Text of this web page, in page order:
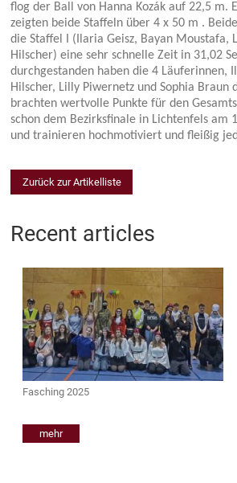
flog der Ball von Hanna Kozák auf 22,5 m.
zeigten beide Staffeln über 4 x 50 m .
die Staffel I (Ilaria Geisz, Bayan Moustafa,
Hilscher) eine sehr schnelle Zeit in 31,02
durchgestanden haben die 4 Läuferinnen,
Hilscher, Lilly Piwernetz und Sophia Braun
brachten wertvolle Punkte für den
schon dem Bezirksfinale in Lichtenfels am
und trainieren hochmotiviert und fleißig
Zurück zur Artikelliste
Recent articles
Fasching 2025
mehr